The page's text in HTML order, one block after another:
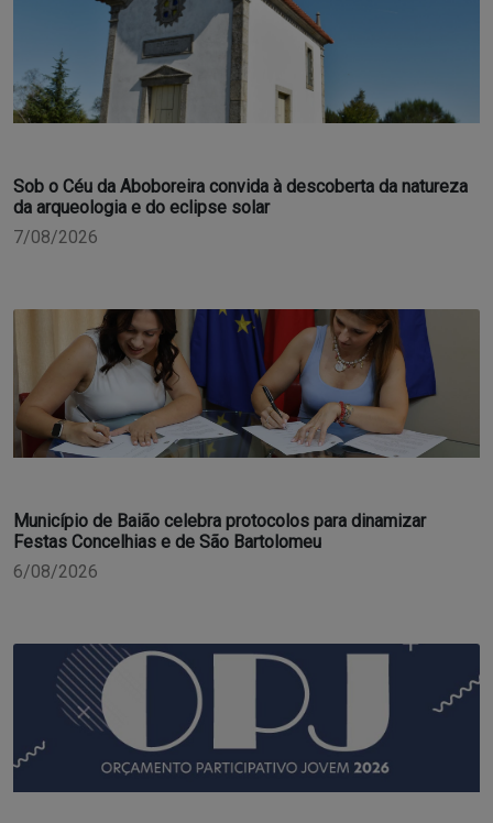
Sob o Céu da Aboboreira convida à descoberta da natureza
da arqueologia e do eclipse solar
7/08/2026
Município de Baião celebra protocolos para dinamizar
Festas Concelhias e de São Bartolomeu
6/08/2026